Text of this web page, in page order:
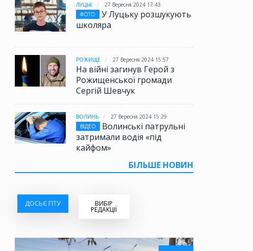
ЛУЦЬК
27 Вересня 2024 17:43
ФОТО
У Луцьку розшукують
школяра
РОЖИЩЕ 27 Вересня 2024 15:57
На війні загинув Герой з
Рожищенської громади
Сергій Шевчук
ВОЛИНЬ
27 Вересня 2024 15:29
ВІДЕО
Волинські патрульні
затримали водія «під
кайфом»
БІЛЬШЕ НОВИН
ДОСЬЄ ГІТУ ВИБІР
РЕДАКЦІЇ